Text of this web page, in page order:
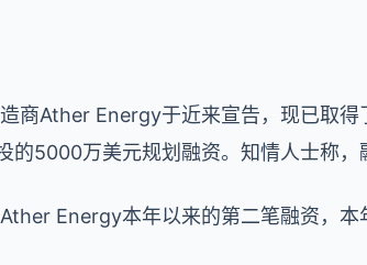
商Ather Energy于近来宣告，现已取
的5000万美元规划融资。知情人士称
Energy本年以来的第二笔融资，